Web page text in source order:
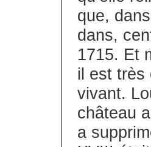
que,
dans,
1715. Et
il est très
vivant.
château
a